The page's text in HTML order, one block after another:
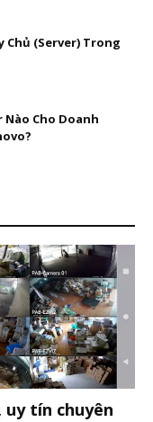
Chủ (Server) Trong
Nào Cho Doanh
tín chuyên